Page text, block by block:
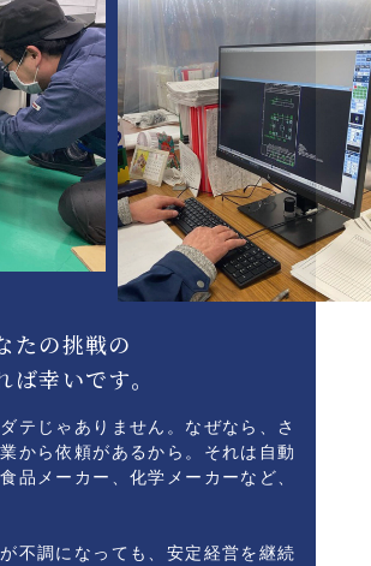
たの挑戦の
幸いです。
テじゃありません。なぜなら、さ
から依頼があるから。それは自動
品メーカー、化学メーカーなど、
不調になっても、安定経営を継続